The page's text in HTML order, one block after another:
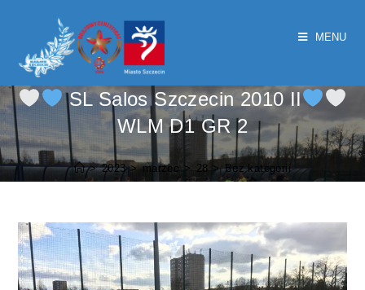
MENU
SL Salos Szczecin 2010 II
WLM D1 GR 2
> 2023 > marzec > 28 > Bez kategorii